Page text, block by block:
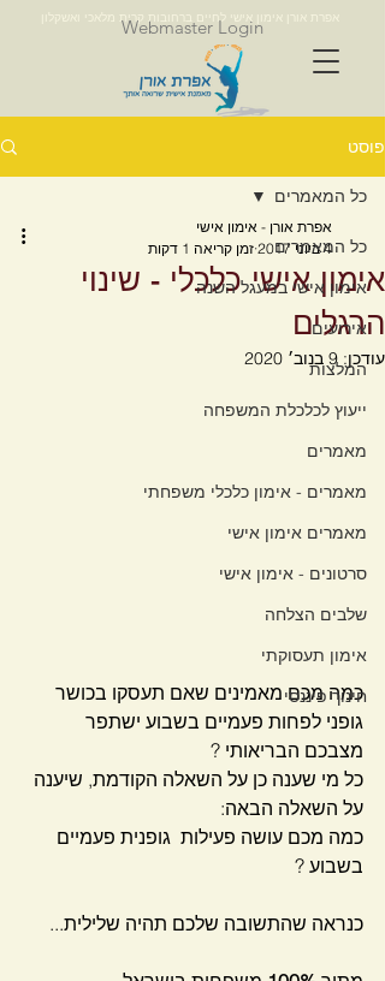
Webmaster Login
אפרת אורן אימון אישי לחיים ברחובות קרית מלאכי ואשקלון
פוסט
כל המאמרים
אימון אישי במעגל השנה
אירועים
המלצות
ייעוץ לכלכלת המשפחה
מאמרים
מאמרים - אימון כלכלי משפחתי
מאמרים אימון אישי
סרטונים - אימון אישי
שלבים הצלחה
אימון תעסוקתי
חינוך פיננסי
כל המאמרים
אימון אישי כלכלי - שינוי
הרגלים
אפרת אורן - אימון אישי
4 ביוני 2017
זמן קריאה 1 דקות
עודכן: 9 בנוב׳ 2020
כמה מכם מאמינים שאם תעסקו בכושר
גופני לפחות פעמיים בשבוע ישתפר
מצבכם הבריאותי ?
כל מי שענה כן על השאלה הקודמת, שיענה
על השאלה הבאה:
כמה מכם עושה פעילות  גופנית פעמיים
בשבוע ?
כנראה שהתשובה שלכם תהיה שלילית...